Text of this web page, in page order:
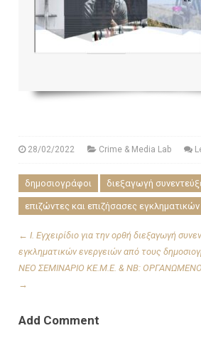
28/02/2022 Crime & Μedia Lab
δημοσιογράφοι διεξαγωγή
επιζώντες και επιζήσασες
← Ι. Εγχειρίδιο για την ορθή διεξαγωγή
εγκληματικών ενεργειών από τους
ΝΕΟ ΣΕΜΙΝΑΡΙΟ ΚΕ.Μ.Ε. & ΝΒ:
→
Add Comment